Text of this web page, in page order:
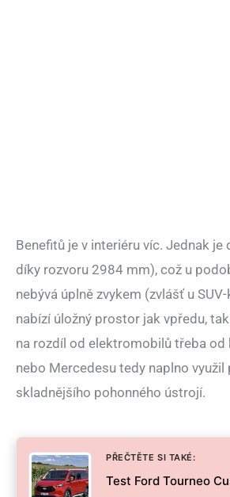
Benefitů je v interiéru víc. Jednak
díky rozvoru 2984 mm), což u
nebývá úplně zvykem (zvlášť u
nabízí úložný prostor jak vpředu,
na rozdíl od elektromobilů třeba od
nebo Mercedesu tedy naplno využil
skladnějšího pohonného ústrojí.
PŘEČTĚTE SI TAKÉ:
Test Ford Tourneo